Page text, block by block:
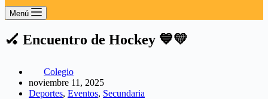
Menú
🏑 Encuentro de Hockey 💙💛
Colegio
noviembre 11, 2025
Deportes, Eventos, Secundaria